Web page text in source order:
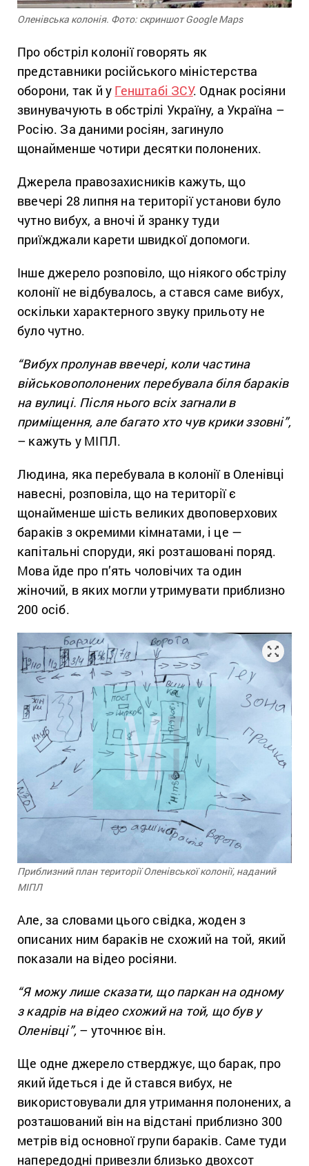
Оленівська колонія. Фото: скриншот Google Maps
Про обстріл колонії говорять як
представники російського міністерства
оборони, так й у Генштабі ЗСУ. Однак росіяни
звинувачують в обстрілі Україну, а Україна –
Росію. За даними росіян, загинуло
щонайменше чотири десятки полонених.
Джерела правозахисників кажуть, що
ввечері 28 липня на території установи було
чутно вибух, а вночі й зранку туди
приїжджали карети швидкої допомоги.
Інше джерело розповіло, що ніякого обстрілу
колонії не відбувалось, а стався саме вибух,
оскільки характерного звуку прильоту не
було чутно.
“Вибух пролунав ввечері, коли частина
військовополонених перебувала біля бараків
на вулиці. Після нього всіх загнали в
приміщення, але багато хто чув крики ззовні”,
– кажуть у МІПЛ.
Людина, яка перебувала в колонії в Оленівці
навесні, розповіла, що на території є
щонайменше шість великих двоповерхових
бараків з окремими кімнатами, і це —
капітальні споруди, які розташовані поряд.
Мова йде про п’ять чоловічих та один
жіночий, в яких могли утримувати приблизно
200 осіб.
Приблизний план території Оленівської колонії, наданий
МІПЛ
Але, за словами цього свідка, жоден з
описаних ним бараків не схожий на той, який
показали на відео росіяни.
“Я можу лише сказати, що паркан на одному
з кадрів на відео схожий на той, що був у
Оленівці”, – уточнює він.
Ще одне джерело стверджує, що барак, про
який йдеться і де й стався вибух, не
використовували для утримання полонених, а
розташований він на відстані приблизно 300
метрів від основної групи бараків. Саме туди
напередодні привезли близько двохсот